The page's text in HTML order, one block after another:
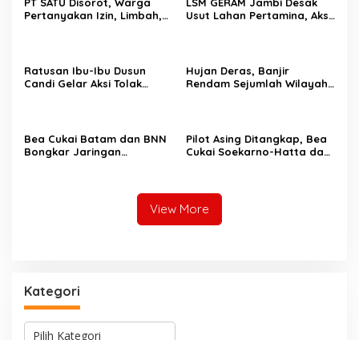
Pertanyakan Izin, Limbah,
Usut Lahan Pertamina, Aksi
Ratusan Ibu-Ibu Dusun
Candi Gelar Aksi Tolak
Hujan Deras, Banjir
Rendam Sejumlah Wilayah
Bea Cukai Batam dan BNN
Bongkar Jaringan
Pilot Asing Ditangkap, Bea
Cukai Soekarno-Hatta dan
View More
Kategori
K